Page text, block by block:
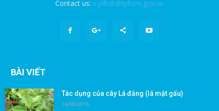
Contact us: v.ydhdt@tphcm.gov.vn
BÀI VIẾT
Tác dụng của cây Lá đắng (lá mật gấu)
14/08/2016